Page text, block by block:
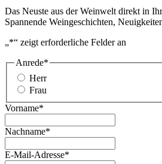
Das Neuste aus der Weinwelt direkt in
Spannende Weingeschichten,
„*“ zeigt erforderliche Felder an
Anrede*
Herr
Frau
Vorname*
Nachname*
E-Mail-Adresse*